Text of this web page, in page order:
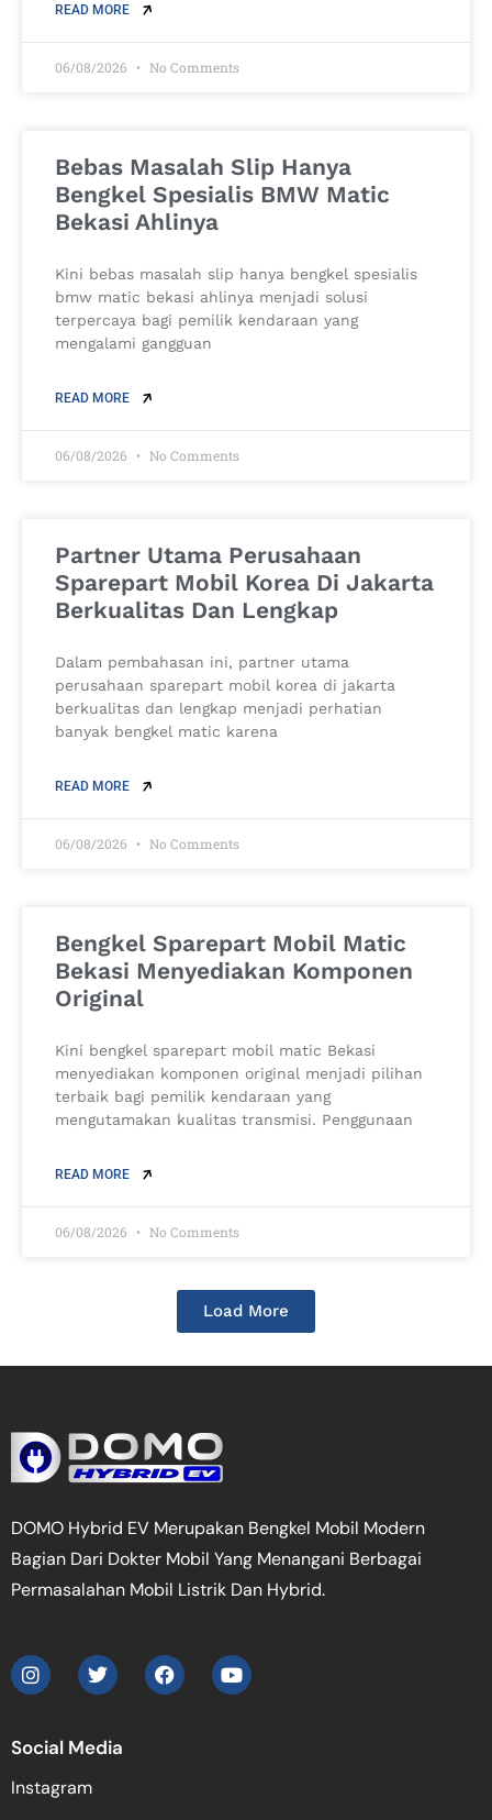
READ MORE
06/08/2026 No Comments
Bebas Masalah Slip Hanya
Bengkel Spesialis BMW Matic
Bekasi Ahlinya
Kini bebas masalah slip hanya bengkel spesialis
bmw matic bekasi ahlinya menjadi solusi
terpercaya bagi pemilik kendaraan yang
mengalami gangguan
READ MORE
06/08/2026 No Comments
Partner Utama Perusahaan
Sparepart Mobil Korea Di Jakarta
Berkualitas Dan Lengkap
Dalam pembahasan ini, partner utama
perusahaan sparepart mobil korea di jakarta
berkualitas dan lengkap menjadi perhatian
banyak bengkel matic karena
READ MORE
06/08/2026 No Comments
Bengkel Sparepart Mobil Matic
Bekasi Menyediakan Komponen
Original
Kini bengkel sparepart mobil matic Bekasi
menyediakan komponen original menjadi pilihan
terbaik bagi pemilik kendaraan yang
mengutamakan kualitas transmisi. Penggunaan
READ MORE
06/08/2026 No Comments
Load More
DOMO Hybrid EV Merupakan Bengkel Mobil Modern
Bagian Dari Dokter Mobil Yang Menangani Berbagai
Permasalahan Mobil Listrik Dan Hybrid.
Social Media
Instagram